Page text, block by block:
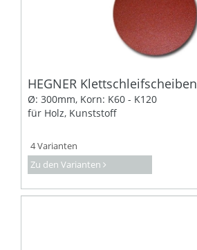
HEGNER Klettschleifscheiben
Ø: 300mm, Korn: K60 - K120
für Holz, Kunststoff
4 Varianten
Zu den Varianten